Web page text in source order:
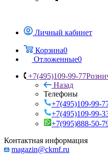
Личный кабинет
Корзина0
Отложенные0
+7(495)109-99-77
Назад
Телефоны
+7(495)109-99-
+7(495)109-99-
+7(995)888-50-
Контактная информация
magazin@ckmf.ru